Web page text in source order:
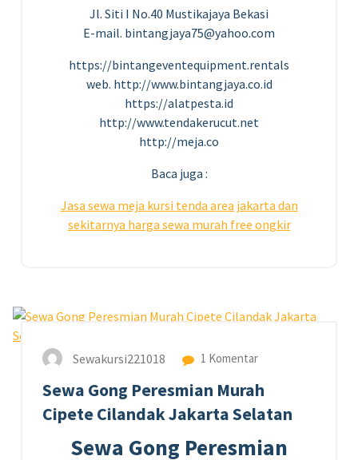
Jl. Siti I No.40 Mustikajaya Bekasi
E-mail. bintangjaya75@yahoo.com
https://bintangeventequipment.rentals
web. http://www.bintangjaya.co.id
https://alatpesta.id
http://www.tendakerucut.net
http://meja.co
Baca juga :
Jasa sewa meja kursi tenda area jakarta dan
sekitarnya harga sewa murah free ongkir
Sewakursi221018 1 Komentar
Sewa Gong Peresmian Murah
Cipete Cilandak Jakarta Selatan
Sewa Gong Peresmian